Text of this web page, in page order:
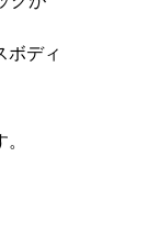
ボディ